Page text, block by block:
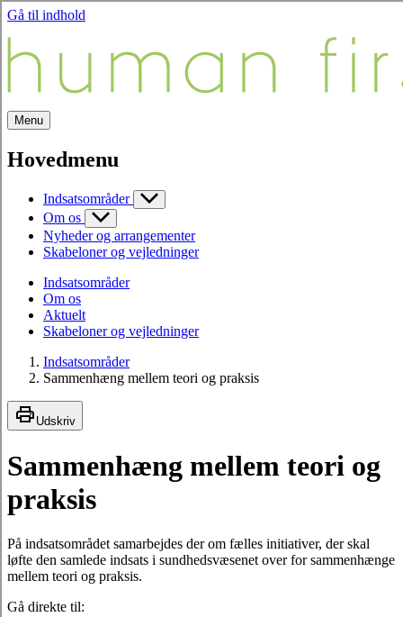
Gå til indhold
Menu
Hovedmenu
Indsatsområder
Om os
Nyheder og arrangementer
Skabeloner og vejledninger
Indsatsområder
Om os
Aktuelt
Skabeloner og vejledninger
Indsatsområder
Sammenhæng mellem teori og praksis
Udskriv
Sammenhæng mellem teori og
praksis
På indsatsområdet samarbejdes der om fælles initiativer, der skal
løfte den samlede indsats i sundhedsvæsenet over for sammenhænge
mellem teori og praksis.
Gå direkte til: